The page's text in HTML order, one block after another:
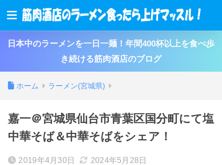
日本中のラーメンを一日一麺！年間400杯以上を食べ歩
き続ける筋肉酒店のブログ
ホーム ラーメン(宮城県)
嘉一＠宮城県仙台市青葉区国分町にて塩
中華そば＆中華そばをシェア！
2019年4月30日 2024年5月28日